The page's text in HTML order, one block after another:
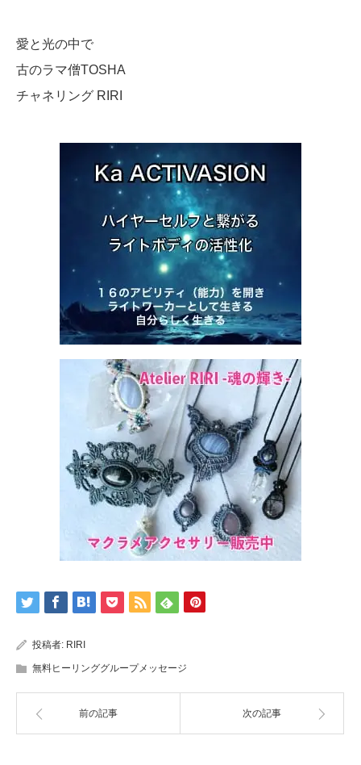
愛と光の中で
古のラマ僧TOSHA
チャネリング RIRI
投稿者: RIRI
無料ヒーリンググループメッセージ
前の記事 次の記事